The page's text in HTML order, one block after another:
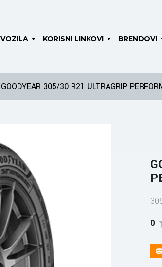
VOZILA KORISNI LINKOVI BRENDOVI
GOODYEAR 305/30 R21 ULTRAGRIP
0